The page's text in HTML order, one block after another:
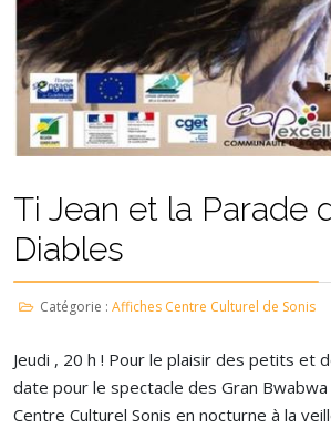
Ti Jean et la Parade
Diables
Catégorie : Affiches Centre Culturel de Sonis
Jeudi , 20 h ! Pour le plaisir des petits et
date pour le spectacle des Gran
Centre Culturel Sonis en nocturne à la